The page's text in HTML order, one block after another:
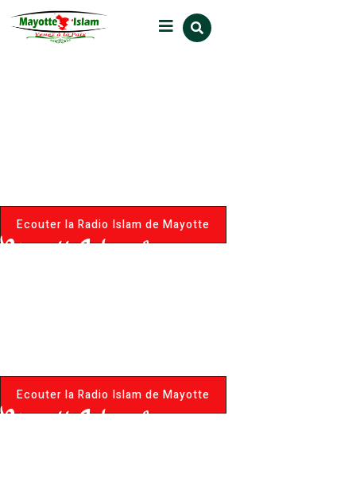
Ecouter la Radio Islam de Mayotte
MayotteIslam.fr
Ecouter la Radio Islam de Mayotte
MayotteIslam.fr